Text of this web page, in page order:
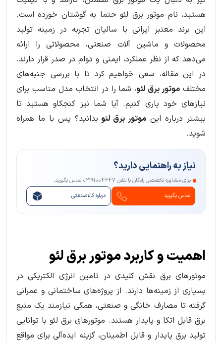
هستید، نام موتور برق لئو حتما به گوشتان خورده است.
این برند معتبر ایرانی با سالیان تجربه در زمینه تولید
محصولات و ماشین آلات صنعتی، محصولاتی را ارائه
می‌دهد که از نظر عملکرد، ایمنی و دوام در صدر قرار دارند.
در این مقاله، سعی خواهیم کرد تا با بررسی جنبه‌های
مختلف موتور برق لئو، شما را در انتخاب مدل مناسب برای
نیازهای خود یاری کنیم. آیا شما نیز کنجکاو هستید تا
بیشتر درباره این موتور برق لئو بدانید؟ پس با ما همراه
شوید.
نیاز به راهنمایی دارید؟
برای مشاوره تخصصی رایگان با تلفن 02191004647 تماس بگیرید.
تماس بگیرید
درباره کالاصنعتی
اهمیت و کاربرد موتور برق لئو
موتورهای برق نقش کلیدی در تامین انرژی الکتریکی در
بسیاری از زمینه‌ها دارند. از پروژه‌های ساختمانی و عمرانی
گرفته تا مصارف خانگی و صنعتی، همگی نیازمند یک منبع
برق قابل اتکا و پایدار هستند. موتورهای برق لئو با توانایی
تولید برق پایدار و قابل اطمینان، گزینه ایده‌آلی برای مواقع